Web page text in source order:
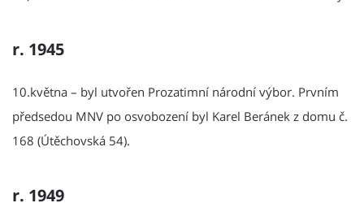
r. 1945
10.května – byl utvořen Prozatimní národní výbor. Prvním
předsedou MNV po osvobození byl Karel Beránek z domu č.
168 (Útěchovská 54).
r. 1949